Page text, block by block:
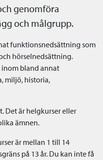
genomföra
och målgrupp.
funktionsnedsättning som
hörselnedsättning.
inom bland annat
miljö, historia,
Det är helgkurser eller
ämnen.
är mellan 1 till 14
på 13 år. Du kan inte få